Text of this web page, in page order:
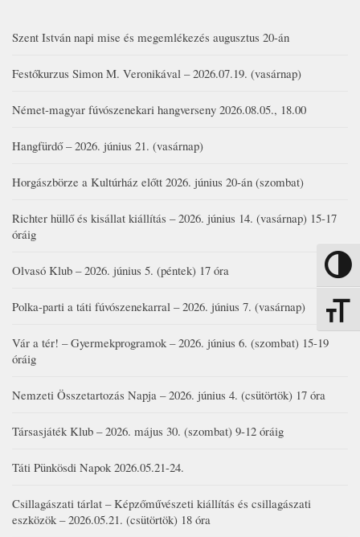
Nagy
Szent István napi mise és megemlékezés augusztus 20-án
Festőkurzus Simon M. Veronikával – 2026.07.19. (vasárnap)
Német-magyar fúvószenekari hangverseny 2026.08.05., 18.00
Hangfürdő – 2026. június 21. (vasárnap)
Horgászbörze a Kultúrház előtt 2026. június 20-án (szombat)
Richter hüllő és kisállat kiállítás – 2026. június 14. (vasárnap) 15-17
óráig
Olvasó Klub – 2026. június 5. (péntek) 17 óra
Polka-parti a táti fúvószenekarral – 2026. június 7. (vasárnap)
Vár a tér! – Gyermekprogramok – 2026. június 6. (szombat) 15-19
óráig
Nemzeti Összetartozás Napja – 2026. június 4. (csütörtök) 17 óra
Társasjáték Klub – 2026. május 30. (szombat) 9-12 óráig
Táti Pünkösdi Napok 2026.05.21-24.
Csillagászati tárlat – Képzőművészeti kiállítás és csillagászati
eszközök – 2026.05.21. (csütörtök) 18 óra